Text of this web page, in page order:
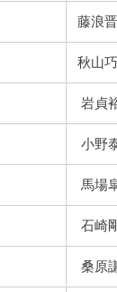
藤浪
秋山
岩貞
小野
馬場
石崎
桑原